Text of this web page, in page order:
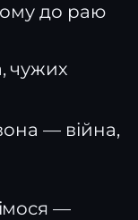
до раю
чужих
— війна,
—